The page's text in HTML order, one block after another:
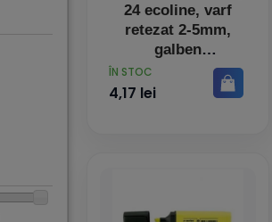
24 ecoline, varf
retezat 2-5mm,
galben
PRET
ÎN STOC
4,17 lei